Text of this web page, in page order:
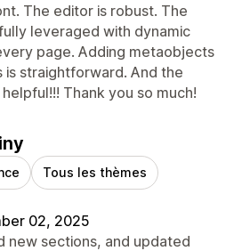
The editor is robust. The
leveraged with dynamic
page. Adding metaobjects
is straightforward. And the
Thank you so much!
Tous les thèmes
02, 2025
new sections, and updated